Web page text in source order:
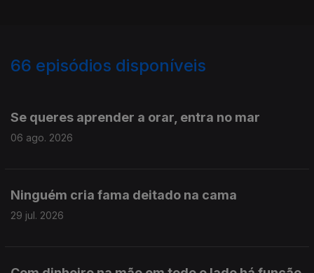
66 episódios disponíveis
Se queres aprender a orar, entra no mar
06 ago. 2026
Ninguém cria fama deitado na cama
29 jul. 2026